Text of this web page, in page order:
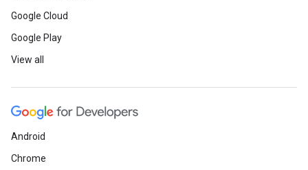
Google Cloud
Google Play
View all
Android
Chrome